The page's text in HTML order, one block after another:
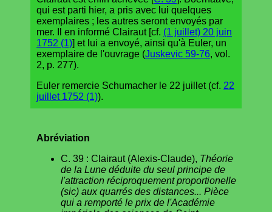
qui est parti hier, a pris avec lui quelques
exemplaires ; les autres seront envoyés par
mer. Il en informé Clairaut [cf. (1 juillet) 20 juin
1752 (1)] et lui a envoyé, ainsi qu'à Euler, un
exemplaire de l'ouvrage (Juskevic 59-76, vol.
2, p. 277).
Euler remercie Schumacher le 22 juillet (cf. 22
juillet 1752 (1)).
Abréviation
C. 39 : Clairaut (Alexis-Claude), Théorie
de la Lune déduite du seul principe de
l'attraction réciproquement proportionelle
(sic) aux quarrés des distances... Pièce
qui a remporté le prix de l'Académie